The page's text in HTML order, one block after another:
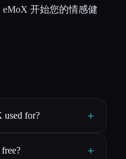
开始您的情感健
used for? +
+